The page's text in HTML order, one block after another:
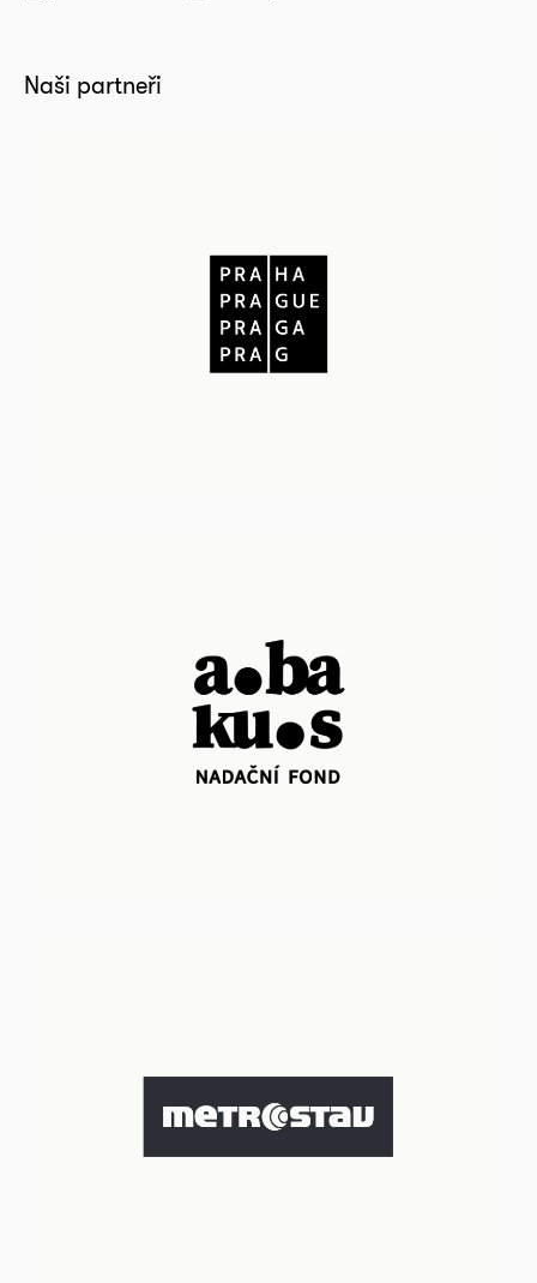
Naši partneři